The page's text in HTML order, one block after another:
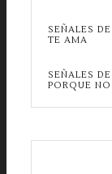
SEÑALES
TE AMA
SEÑALES
PORQUE